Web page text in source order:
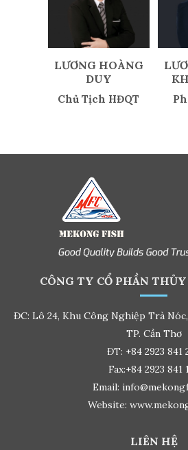
LƯƠNG HOÀNG
DUY
Chủ Tịch HĐQT
CÔNG TY CỔ PHẦN
ĐC: Lô 24, Khu Công Nghiệp Trà
TP. Cần Thơ
ĐT: +84 2923 841
Fax:+84 2923 841
Email:
Website:
LIÊN HỆ